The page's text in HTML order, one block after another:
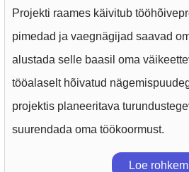
Projekti raames käivitub
pimedad ja vaegnägijad saavad
alustada selle baasil oma
tööalaselt hõivatud
projektis planeeritava
suurendada oma töökoormust.
Loe rohkem